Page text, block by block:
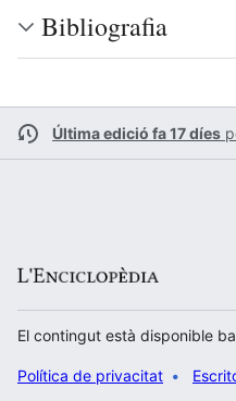
Bibliografia
Última edició fa 17 díes
El contingut està disponible
Política de privacitat